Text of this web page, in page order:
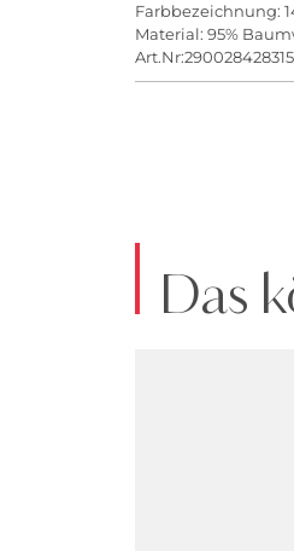
Farbbezeichnung:
Material: 95%
Das